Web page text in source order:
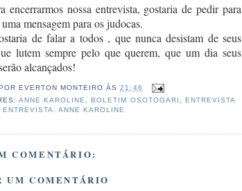
encerrarmos nossa entrevista, gostaria de pedir para
mensagem para os judocas.
de falar a todos , que nunca desistam de seus
lutem sempre pelo que querem, que um dia seus
alcançados!
EVERTON MONTEIRO ÀS21:46
ANNE KAROLINE,BOLETIM OSOTOGARI , ENTREVISTA
ENTREVISTA: ANNE KAROLINE
COMENTÁRIO:
UM COMENTÁRIO